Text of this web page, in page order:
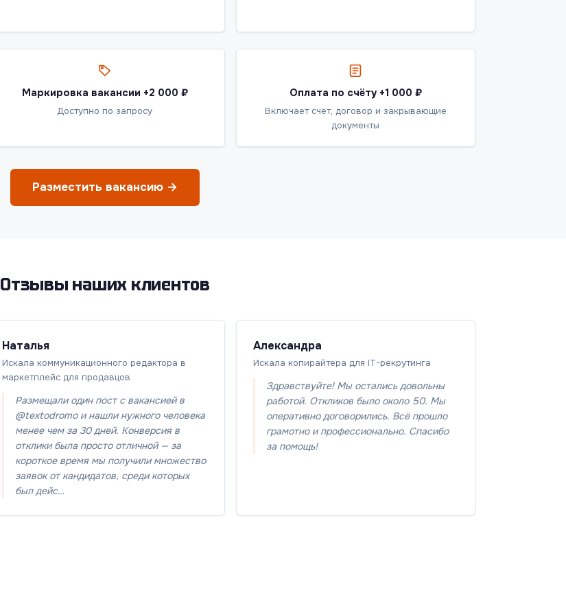
Маркировка вакансии +2 000 ₽
Доступно по запросу
Оплата по счёту +1 000 ₽
Включает счёт, договор и закрывающие
документы
Разместить вакансию →
Отзывы наших клиентов
Наталья
Искала коммуникационного редактора в
маркетплейс для продавцов
Размещали один пост с вакансией в
@textodromo и нашли нужного человека
менее чем за 30 дней. Конверсия в
отклики была просто отличной — за
короткое время мы получили множество
заявок от кандидатов, среди которых
был дейс…
Александра
Искала копирайтера для IT-рекрутинга
Здравствуйте! Мы остались довольны
работой. Откликов было около 50. Мы
оперативно договорились. Всё прошло
грамотно и профессионально. Спасибо
за помощь!